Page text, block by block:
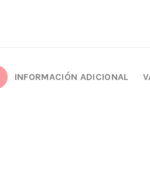
INFORMACIÓN ADICIONAL